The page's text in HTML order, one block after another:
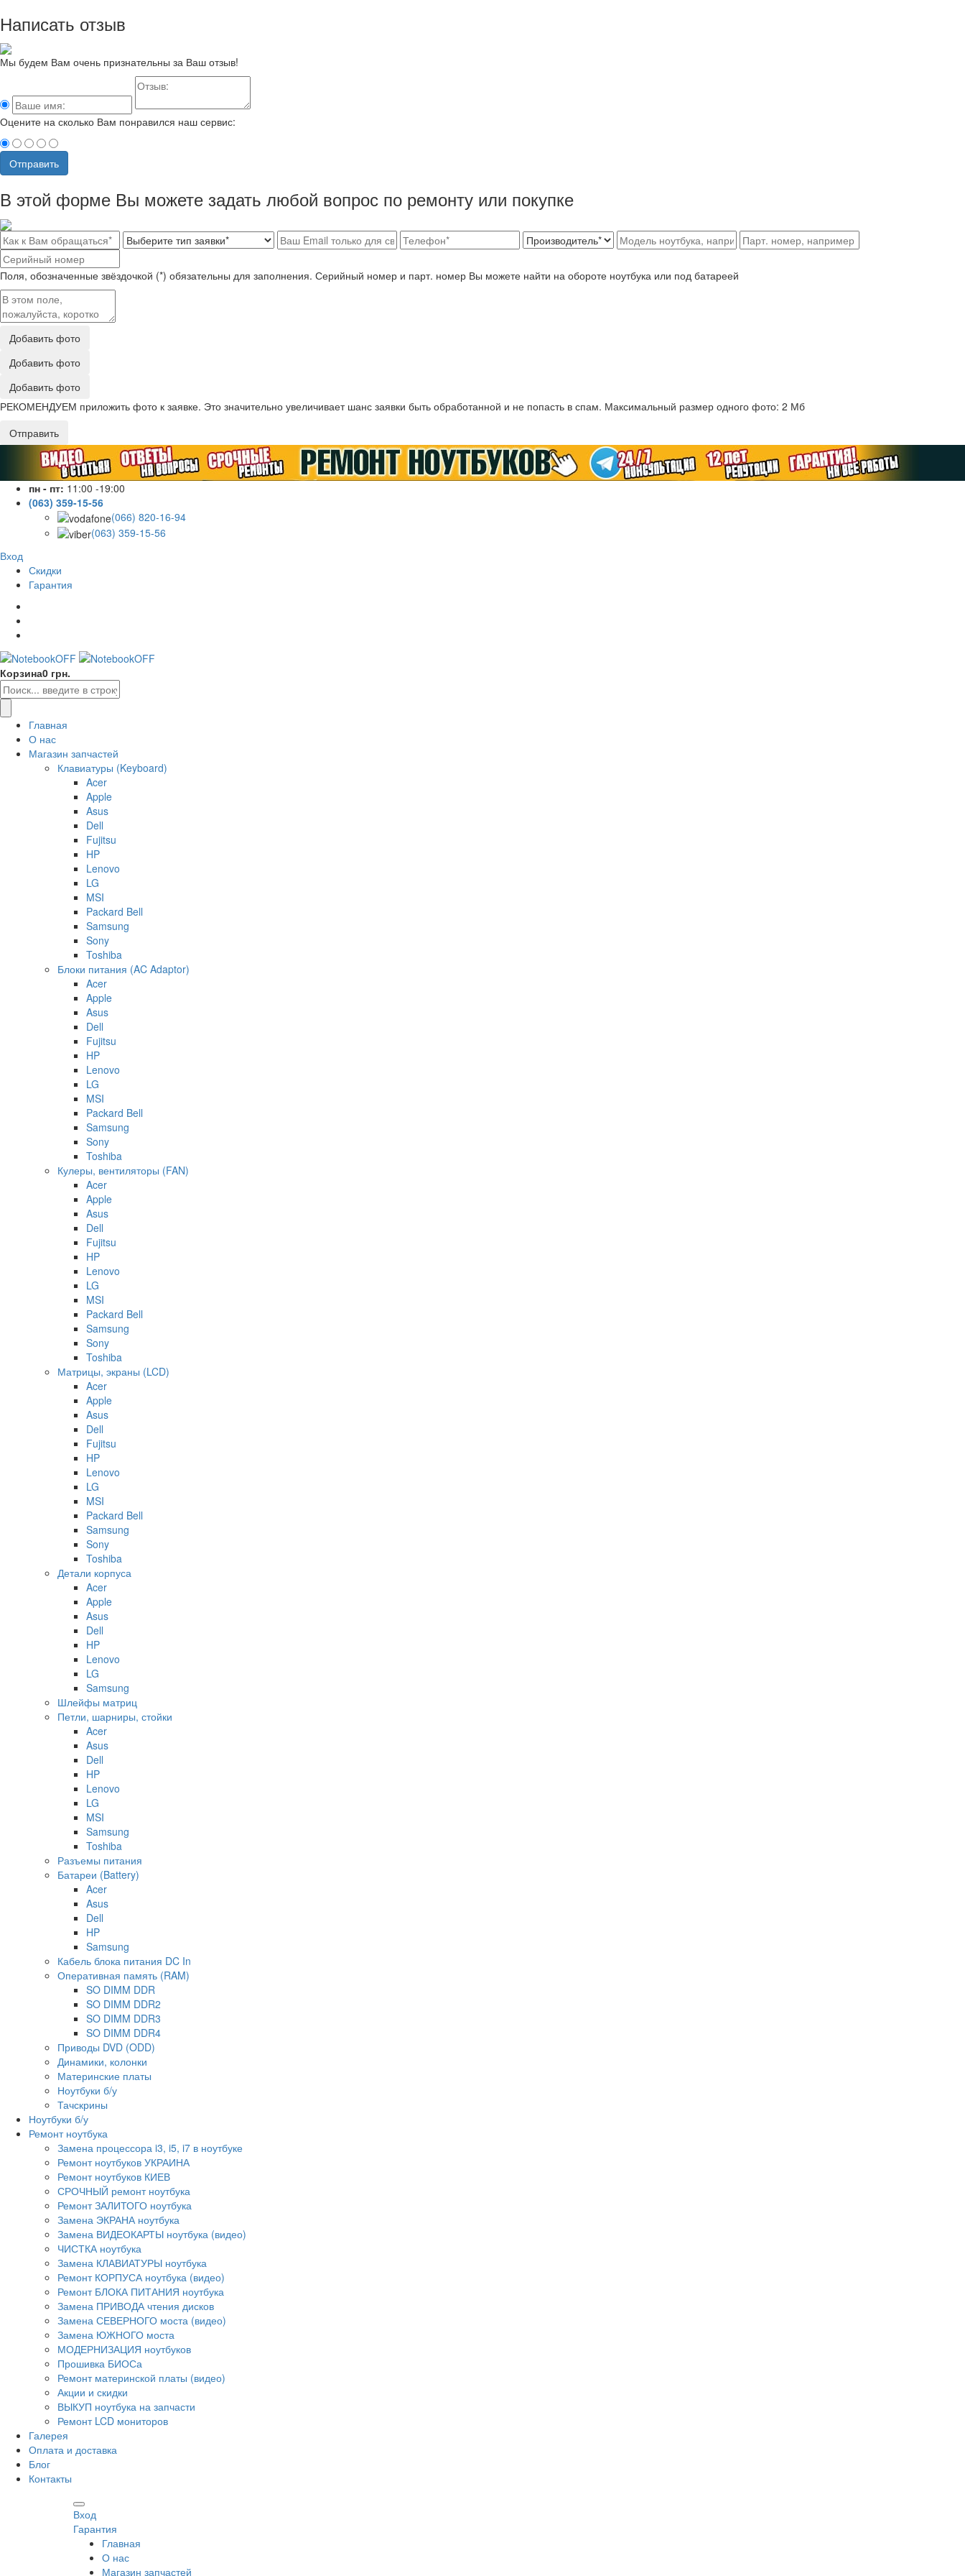
Написать отзыв
Мы будем Вам очень признательны за Ваш отзыв!
Оцените на сколько Вам понравился наш сервис:
Отправить
В этой форме Вы можете задать любой вопрос по ремонту или покупке
Поля, обозначенные звёздочкой (*) обязательны для заполнения. Серийный номер и парт. номер Вы можете найти на обороте ноутбука или под батареей
Добавить фото
Добавить фото
Добавить фото
РЕКОМЕНДУЕМ приложить фото к заявке. Это значительно увеличивает шанс заявки быть обработанной и не попасть в спам. Максимальный размер одного фото: 2 Мб
Отправить
пн - пт: 11:00 -19:00
(063) 359-15-56
(066) 820-16-94
(063) 359-15-56
Вход
Скидки
Гарантия
Корзина0 грн.
Главная
О нас
Магазин запчастей
Клавиатуры (Keyboard)
Acer
Apple
Asus
Dell
Fujitsu
HP
Lenovo
LG
MSI
Packard Bell
Samsung
Sony
Toshiba
Блоки питания (AC Adaptor)
Acer
Apple
Asus
Dell
Fujitsu
HP
Lenovo
LG
MSI
Packard Bell
Samsung
Sony
Toshiba
Кулеры, вентиляторы (FAN)
Acer
Apple
Asus
Dell
Fujitsu
HP
Lenovo
LG
MSI
Packard Bell
Samsung
Sony
Toshiba
Матрицы, экраны (LCD)
Acer
Apple
Asus
Dell
Fujitsu
HP
Lenovo
LG
MSI
Packard Bell
Samsung
Sony
Toshiba
Детали корпуса
Acer
Apple
Asus
Dell
HP
Lenovo
LG
Samsung
Шлейфы матриц
Петли, шарниры, стойки
Acer
Asus
Dell
HP
Lenovo
LG
MSI
Samsung
Toshiba
Разъемы питания
Батареи (Battery)
Acer
Asus
Dell
HP
Samsung
Кабель блока питания DC In
Оперативная память (RAM)
SO DIMM DDR
SO DIMM DDR2
SO DIMM DDR3
SO DIMM DDR4
Приводы DVD (ODD)
Динамики, колонки
Материнские платы
Ноутбуки б/у
Тачскрины
Ноутбуки б/у
Ремонт ноутбука
Замена процессора i3, i5, i7 в ноутбуке
Ремонт ноутбуков УКРАИНА
Ремонт ноутбуков КИЕВ
СРОЧНЫЙ ремонт ноутбука
Ремонт ЗАЛИТОГО ноутбука
Замена ЭКРАНА ноутбука
Замена ВИДЕОКАРТЫ ноутбука (видео)
ЧИСТКА ноутбука
Замена КЛАВИАТУРЫ ноутбука
Ремонт КОРПУСА ноутбука (видео)
Ремонт БЛОКА ПИТАНИЯ ноутбука
Замена ПРИВОДА чтения дисков
Замена СЕВЕРНОГО моста (видео)
Замена ЮЖНОГО моста
МОДЕРНИЗАЦИЯ ноутбуков
Прошивка БИОСа
Ремонт материнской платы (видео)
Акции и скидки
ВЫКУП ноутбука на запчасти
Ремонт LCD мониторов
Галерея
Оплата и доставка
Блог
Контакты
Вход
Гарантия
Главная
О нас
Магазин запчастей